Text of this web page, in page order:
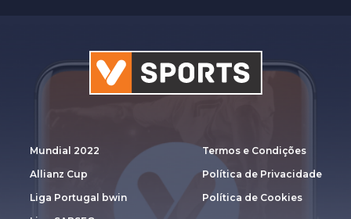
Mundial 2022
Allianz Cup
Liga Portugal bwin
Termos e Condições
Política de Privacidade
Política de Cookies